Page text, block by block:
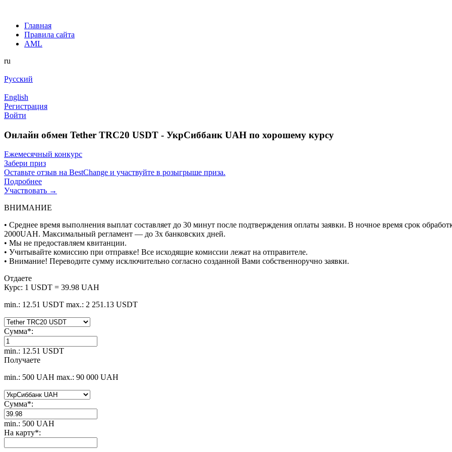
Главная
Правила сайта
AML
ru
Русский
English
Регистрация
Войти
Онлайн обмен Tether TRC20 USDT - УкрСиббанк UAH по хорошему курсу
Ежемесячный конкурс
Забери приз
Оставьте отзыв на BestChange и участвуйте в розыгрыше приза.
Подробнее
Участвовать →
ВНИМАНИЕ
• Среднее время выполнения выплат составляет до 30 минут после подтверждения оплаты заявки. В ночное время срок
2000UAH. Максимальный регламент — до 3х банковских дней.
• Мы не предоставляем квитанции.
• Учитывайте комиссию при отправке! Все исходящие комиссии лежат на отправителе.
• Внимание! Переводите сумму исключительно согласно созданной Вами собственноручно заявки.
Отдаете
Курс: 1 USDT = 39.98 UAH
min.: 12.51 USDT max.: 2 251.13 USDT
Сумма*:
min.: 12.51 USDT
Получаете
min.: 500 UAH max.: 90 000 UAH
Сумма*:
min.: 500 UAH
На карту*: